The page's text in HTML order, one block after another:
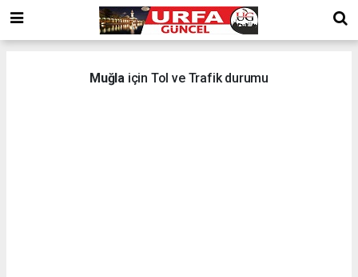
Muğla için Tol ve Trafik durumu